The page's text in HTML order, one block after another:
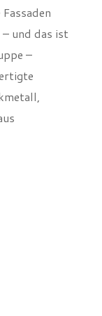
– und das ist
–